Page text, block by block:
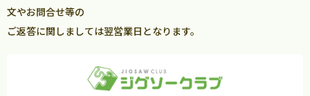
文やお問合せ等の
ご返答に関しましては翌営業日となります。